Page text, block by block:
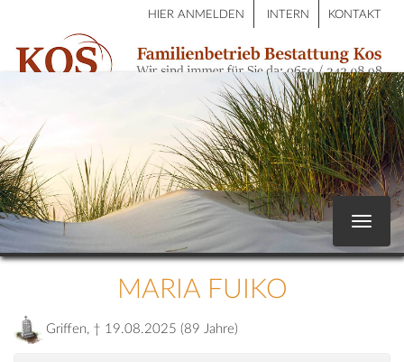
HIER ANMELDEN INTERN KONTAKT
Toggle
MARIA FUIKO
Griffen, † 19.08.2025 (89 Jahre)